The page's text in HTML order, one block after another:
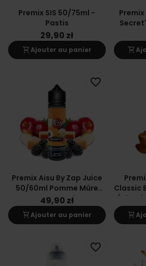
Premix SIS 50/75ml -
Pastis
29,90 zł
shopping_cartAjouter au panier shopping_cart
Premix Aisu By Zap Juice
50/60ml Pomme Mûre
Gourmande
49,90 zł
shopping_cartAjouter au panier
favorite_border
Classic
shopping_cart
favorite_border